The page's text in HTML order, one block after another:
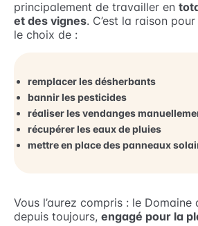
principalement de travailler en
et des vignes. C’est la raison
le choix de :
remplacer les désherbants
bannir les pesticides
réaliser les vendanges
récupérer les eaux de pluies
mettre en place des panneaux
Vous l’aurez compris : le Domaine
depuis toujours, engagé pour la